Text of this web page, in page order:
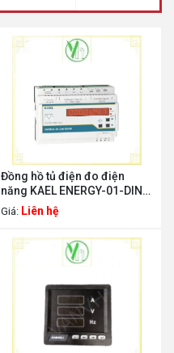
Đồng hồ tủ điện đo điện
năng KAEL ENERGY-01-DIN
KAEL ENERGY-01-DIN
Giá: Liên hệ